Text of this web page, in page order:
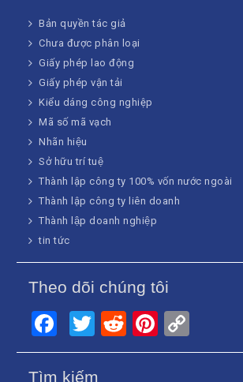
Bản quyền tác giả
Chưa được phân loại
Giấy phép lao động
Giấy phép vận tải
Kiểu dáng công nghiệp
Mã số mã vạch
Nhãn hiệu
Sở hữu trí tuệ
Thành lập công ty 100% vốn nước ngoài
Thành lập công ty liên doanh
Thành lập doanh nghiệp
tin tức
Theo dõi chúng tôi
Facebook
Twitter
RedditPinterest
Link
Tìm kiếm